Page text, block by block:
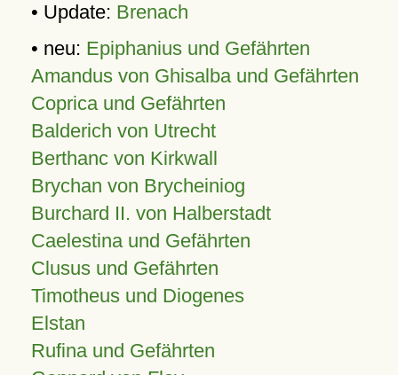
• Update: Brenach
• neu: Epiphanius und Gefährten
Amandus von Ghisalba und Gefährten
Coprica und Gefährten
Balderich von Utrecht
Berthanc von Kirkwall
Brychan von Brycheiniog
Burchard II. von Halberstadt
Caelestina und Gefährten
Clusus und Gefährten
Timotheus und Diogenes
Elstan
Rufina und Gefährten